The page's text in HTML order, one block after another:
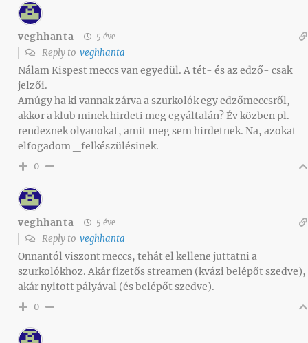
veghhanta 5 éve
Reply to veghhanta
Nálam Kispest meccs van egyedül. A tét- és az edző- csak
jelzői.
Amúgy ha ki vannak zárva a szurkolók egy edzőmeccsről,
akkor a klub minek hirdeti meg egyáltalán? Év közben pl.
rendeznek olyanokat, amit meg sem hirdetnek. Na, azokat
elfogadom _felkészülésinek.
0
veghhanta 5 éve
Reply to veghhanta
Onnantól viszont meccs, tehát el kellene juttatni a
szurkolókhoz. Akár fizetős streamen (kvázi belépőt szedve),
akár nyitott pályával (és belépőt szedve).
0